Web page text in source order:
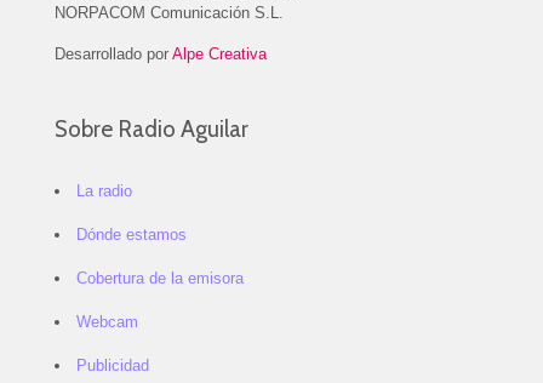
NORPACOM Comunicación S.L.
Desarrollado por Alpe Creativa
Sobre Radio Aguilar
La radio
Dónde estamos
Cobertura de la emisora
Webcam
Publicidad